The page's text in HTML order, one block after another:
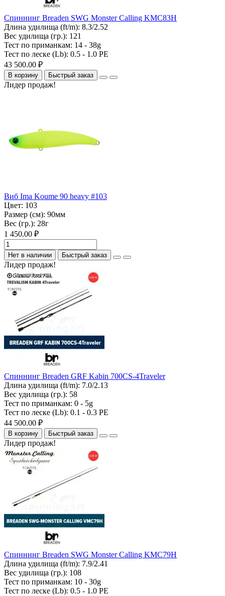
Спиннинг Breaden SWG Monster Calling KMC83H
Длина удилища (ft/m): 8.3/2.52
Вес удилища (гр.): 121
Тест по приманкам: 14 - 38g
Тест по леске (Lb): 0.5 - 1.0 PE
43 500.00 ₽
В корзину Быстрый заказ
Лидер продаж!
Виб Ima Koume 90 heavy #103
Цвет: 103
Размер (см): 90мм
Вес (гр.): 28г
1 450.00 ₽
Нет в наличии Быстрый заказ
Лидер продаж!
Спиннинг Breaden GRF Kabin 700CS-4Traveler
Длина удилища (ft/m): 7.0/2.13
Вес удилища (гр.): 58
Тест по приманкам: 0 - 5g
Тест по леске (Lb): 0.1 - 0.3 PE
44 500.00 ₽
В корзину Быстрый заказ
Лидер продаж!
Спиннинг Breaden SWG Monster Calling KMC79H
Длина удилища (ft/m): 7.9/2.41
Вес удилища (гр.): 108
Тест по приманкам: 10 - 30g
Тест по леске (Lb): 0.5 - 1.0 PE